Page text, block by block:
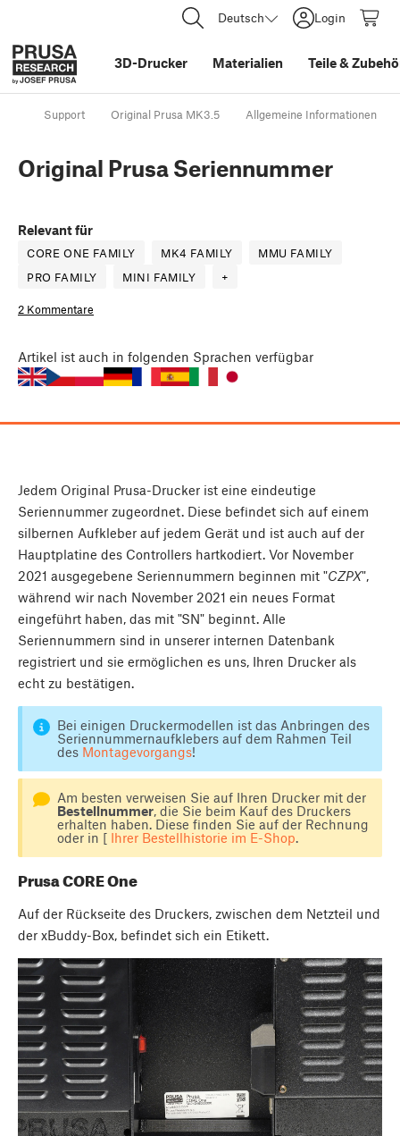
Deutsch Login
3D-Drucker Materialien Teile&
Support Original Prusa MK3.5 Allgemeine Informationen
Original Prusa Seriennummer
Relevant für
CORE ONE FAMILY MK4 FAMILY
MMU FAMILY
PRO FAMILY
MINI FAMILY +
2 Kommentare
Artikel ist auch in folgenden Sprachen verfügbar
Jedem Original Prusa-Drucker ist eine eindeutige
Seriennummer zugeordnet. Diese befindet sich auf einem
silbernen Aufkleber auf jedem Gerät und ist auch auf der
Hauptplatine des Controllers hartkodiert. Vor November
2021 ausgegebene Seriennummern beginnen mit "CZPX",
während wir nach November 2021 ein neues Format
eingeführt haben, das mit "SN" beginnt. Alle
Seriennummern sind in unserer internen Datenbank
registriert und sie ermöglichen es uns, Ihren Drucker als
echt zu bestätigen.
Bei einigen Druckermodellen ist das Anbringen des
Seriennummernaufklebers auf dem Rahmen Teil
des Montagevorgangs!
Am besten verweisen Sie auf Ihren Drucker mit der
Bestellnummer, die Sie beim Kauf des Druckers
erhalten haben. Diese finden Sie auf der Rechnung
oder in [Ihrer Bestellhistorie im E-Shop.
Prusa CORE One
Auf der Rückseite des Druckers, zwischen dem Netzteil und
der xBuddy-Box, befindet sich ein Etikett.